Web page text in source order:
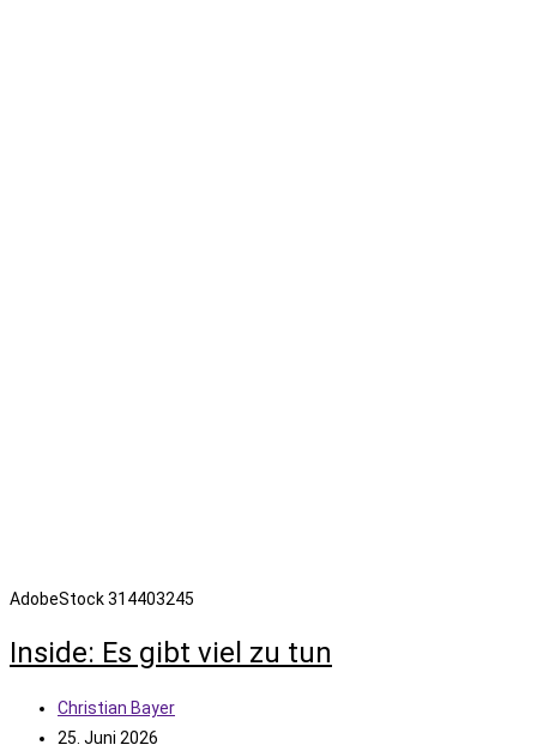
AdobeStock 314403245
Inside: Es gibt viel zu tun
Beitrags-
Autor:
Christian Bayer
Beitrag
25. Juni 2026